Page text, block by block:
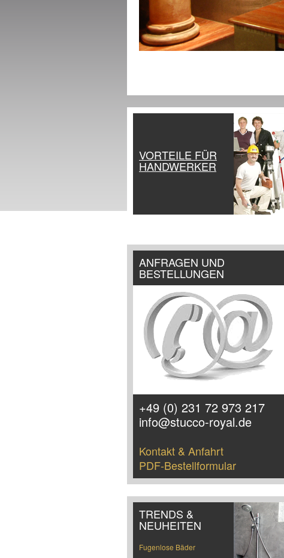
VORTEILE FÜR
HANDWERKER
ANFRAGEN UND
BESTELLUNGEN
+49 (0) 231 72 973 217
info@stucco-royal.de
Kontakt & Anfahrt
PDF-Bestellformular
TRENDS &
NEUHEITEN
Fugenlose Bäder